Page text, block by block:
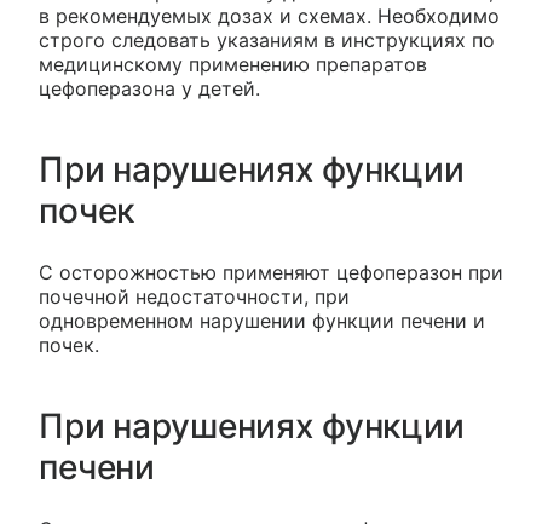
в рекомендуемых дозах и схемах. Необходимо
строго следовать указаниям в инструкциях по
медицинскому применению препаратов
цефоперазона у детей.
При нарушениях функции
почек
С осторожностью применяют цефоперазон при
почечной недостаточности, при
одновременном нарушении функции печени и
почек.
При нарушениях функции
печени